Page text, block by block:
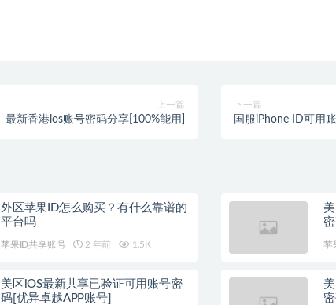
上一篇
最新香港ios账号密码分享[100%能用]
下一篇
国服iPhone ID可用
外区苹果ID怎么购买？有什么靠谱的
平台吗
苹果ID共享账号 2 年前 1.5K 苹
美区iOS最新共享已验证可用账号密
码[优异卓越APP账号]